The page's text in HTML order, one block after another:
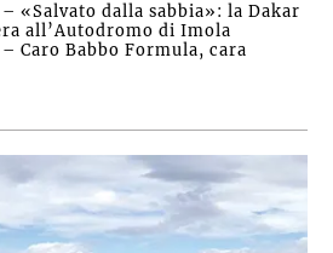
«Salvato dalla sabbia»: la Dakar
all’Autodromo di Imola
Caro Babbo Formula, cara